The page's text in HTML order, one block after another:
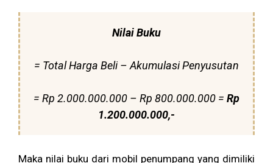
Nilai Buku
= Total Harga Beli – Akumulasi Penyusutan
= Rp 2.000.000.000 – Rp 800.000.000 = Rp
1.200.000.000,-
Maka nilai buku dari mobil penumpang yang dimiliki